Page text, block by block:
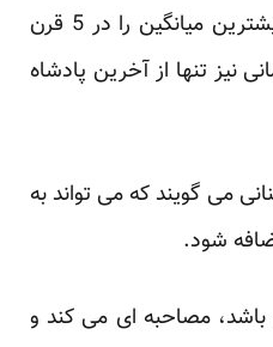
رهبری آقای خامنه ای که بیشترین میانگین را در 5 قرن
نیز تنها از آخرین پادشاه
می گویند که می تواند به
شود.
مصاحبه ای می کند و